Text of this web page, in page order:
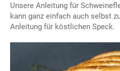
Unsere Anleitung für
kann ganz einfach auch selbst
Anleitung für köstlichen Speck.